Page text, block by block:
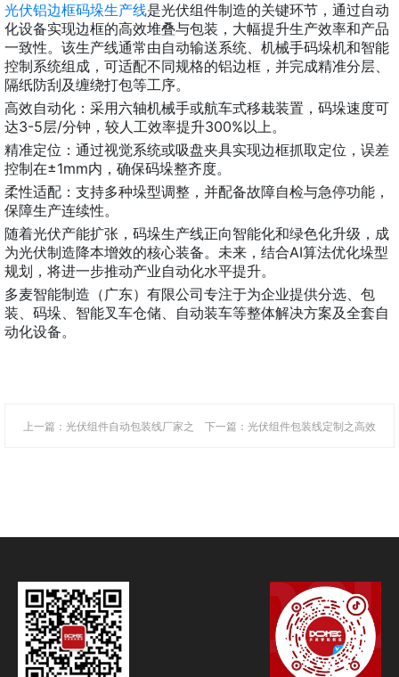
光伏铝边框码垛生产线是光伏组件制造的关键环节，通过自动
化设备实现边框的高效堆叠与包装，大幅提升生产效率和产品
一致性。该生产线通常由自动输送系统、机械手码垛机和智能
控制系统组成，可适配不同规格的铝边框，并完成精准分层、
隔纸防刮及缠绕打包等工序。
高效自动化：采用六轴机械手或航车式移栽装置，码垛速度可
达3-5层/分钟，较人工效率提升300%以上。
精准定位：通过视觉系统或吸盘夹具实现边框抓取定位，误差
控制在±1mm内，确保码垛整齐度。
柔性适配：支持多种垛型调整，并配备故障自检与急停功能，
保障生产连续性。
随着光伏产能扩张，码垛生产线正向智能化和绿色化升级，成
为光伏制造降本增效的核心装备。未来，结合AI算法优化垛型
规划，将进一步推动产业自动化水平提升。
多麦智能制造（广东）有限公司专注于为企业提供分选、包
装、码垛、智能叉车仓储、自动装车等整体解决方案及全套自
动化设备。
上一篇：光伏组件自动包装线厂家之 下一篇：​光伏组件包装线定制之高效